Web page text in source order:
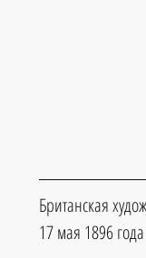
Британская
17 мая 1896